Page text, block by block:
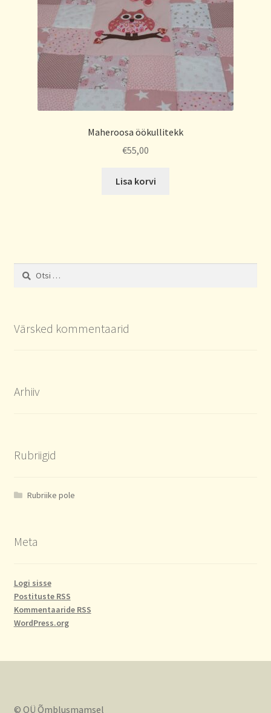
Maheroosa öökullitekk
€55,00
Lisa korvi
Otsi:
Värsked kommentaarid
Arhiiv
Rubriigid
Rubriike pole
Meta
Logi sisse
Postituste RSS
Kommentaaride RSS
WordPress.org
© OÜ Õmblusmamsel